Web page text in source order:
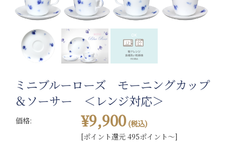
ミニブルーローズ モーニングカップ
＆ソーサー ＜レンジ対応＞
価格: ¥9,900 (税込)
[ポイント還元 495ポイント～]